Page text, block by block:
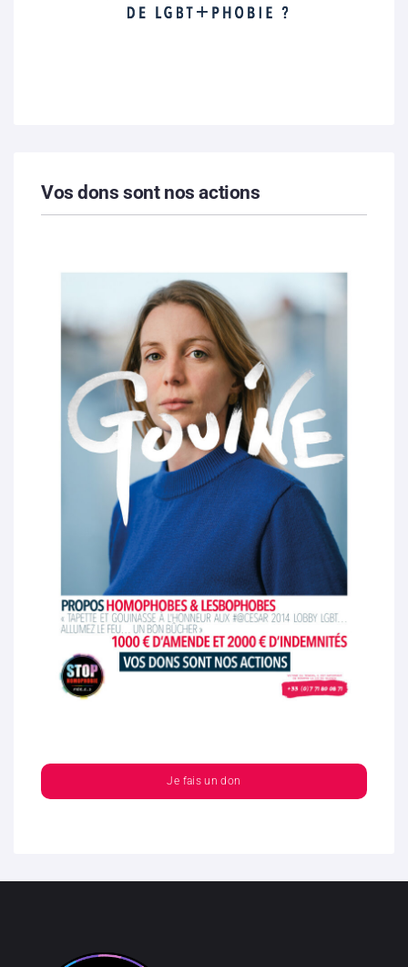
Vos dons sont nos actions
Je fais un don